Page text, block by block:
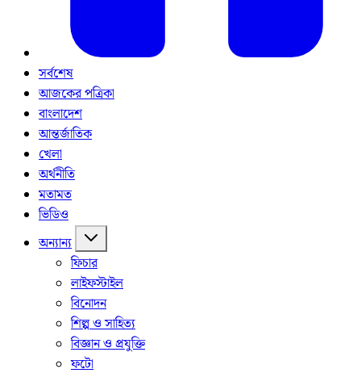
সর্বশেষ
আজকের পত্রিকা
বাংলাদেশ
আন্তর্জাতিক
খেলা
অর্থনীতি
মতামত
ভিডিও
অন্যান্য
ফিচার
লাইফস্টাইল
বিনোদন
শিল্প ও সাহিত্য
বিজ্ঞান ও প্রযুক্তি
ফটো